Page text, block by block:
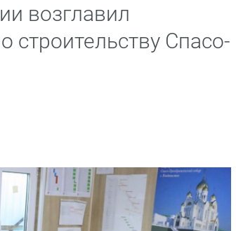
возглавил
строительству Спасо-